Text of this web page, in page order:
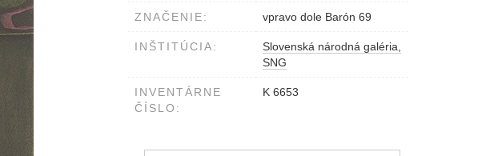
ZNAČENIE: vpravo dole Barón 69
INŠTITÚCIA:
Slovenská národná galéria,
SNG
INVENTÁRNE
ČÍSLO:
K 6653